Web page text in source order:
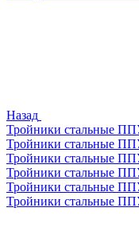
Назад
Тройники стальные
Тройники стальные
Тройники стальные
Тройники стальные
Тройники стальные
Тройники стальные